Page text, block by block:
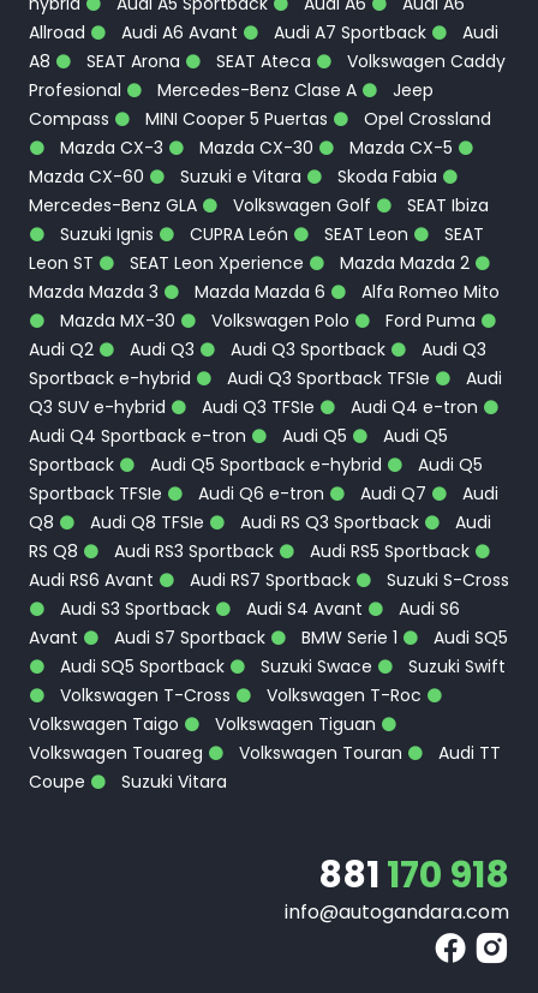
Allroad
Audi A6 Avant Audi A7 Sportback
Audi
A8
SEAT Arona SEAT Ateca
Volkswagen Caddy
Profesional
Mercedes-Benz Clase A
Jeep
Compass
MINI Cooper 5 Puertas
Opel Crossland
Mazda CX-3
Mazda CX-30
Mazda CX-5
Mazda CX-60
Suzuki e Vitara
Skoda Fabia
Mercedes-Benz GLA
Volkswagen Golf
SEAT Ibiza
Suzuki Ignis
CUPRA León SEAT Leon
SEAT
Leon ST
SEAT Leon Xperience
Mazda Mazda 2
Mazda Mazda 3
Mazda Mazda 6
Alfa Romeo Mito
Mazda MX-30
Volkswagen Polo
Ford Puma
Audi Q2
Audi Q3 Audi Q3 Sportback
Audi Q3
Sportback e-hybrid
Audi Q3 Sportback TFSIe
Audi
Q3 SUV e-hybrid
Audi Q3 TFSIe
Audi Q4 e-tron
Audi Q4 Sportback e-tron
Audi Q5
Audi Q5
Sportback
Audi Q5 Sportback e-hybrid
Audi Q5
Sportback TFSIe
Audi Q6 e-tron Audi Q7
Audi
Q8
Audi Q8 TFSIe Audi RS Q3 Sportback
Audi
RS Q8
Audi RS3 Sportback
Audi RS5 Sportback
Audi RS6 Avant
Audi RS7 Sportback
Suzuki S-Cross
Audi S3 Sportback
Audi S4 Avant
Audi S6
Avant
Audi S7 Sportback BMW Serie 1
Audi SQ5
Audi SQ5 Sportback
Suzuki Swace
Suzuki Swift
Volkswagen T-Cross
Volkswagen T-Roc
Volkswagen Taigo
Volkswagen Tiguan
Volkswagen Touareg
Volkswagen Touran
Audi TT
Coupe
Suzuki Vitara
881170 918
info@autogandara.com